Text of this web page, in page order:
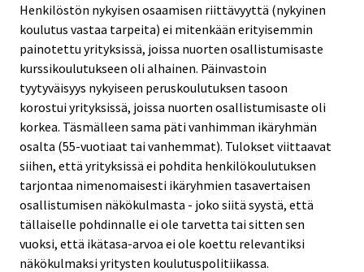
Henkilöstön nykyisen osaamisen riittävyyttä (nykyinen
koulutus vastaa tarpeita) ei mitenkään erityisemmin
painotettu yrityksissä, joissa nuorten osallistumisaste
kurssikoulutukseen oli alhainen. Päinvastoin
tyytyväisyys nykyiseen peruskoulutuksen tasoon
korostui yrityksissä, joissa nuorten osallistumisaste oli
korkea. Täsmälleen sama päti vanhimman ikäryhmän
osalta (55-vuotiaat tai vanhemmat). Tulokset viittaavat
siihen, että yrityksissä ei pohdita henkilökoulutuksen
tarjontaa nimenomaisesti ikäryhmien tasavertaisen
osallistumisen näkökulmasta - joko siitä syystä, että
tällaiselle pohdinnalle ei ole tarvetta tai sitten sen
vuoksi, että ikätasa-arvoa ei ole koettu relevantiksi
näkökulmaksi yritysten koulutuspolitiikassa.